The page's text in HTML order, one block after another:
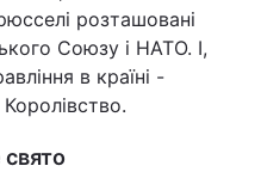
розташовані
Союзу і НАТО. І,
в країні -